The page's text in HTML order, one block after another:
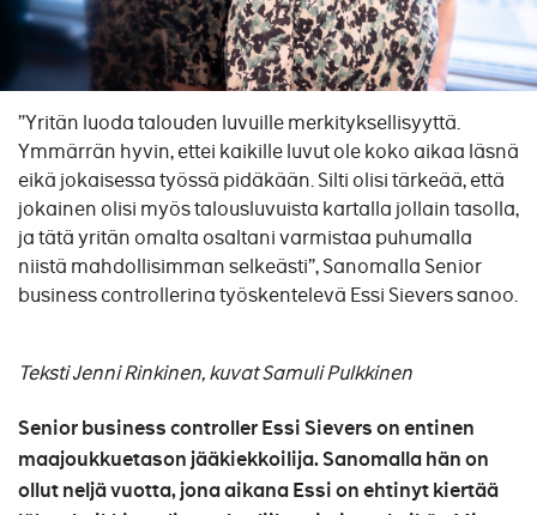
”Yritän luoda talouden luvuille merkityksellisyyttä.
Ymmärrän hyvin, ettei kaikille luvut ole koko aikaa läsnä
eikä jokaisessa työssä pidäkään. Silti olisi tärkeää, että
jokainen olisi myös talousluvuista kartalla jollain tasolla,
ja tätä yritän omalta osaltani varmistaa puhumalla
niistä mahdollisimman selkeästi”, Sanomalla Senior
business controllerina työskentelevä Essi Sievers sanoo.
Teksti Jenni Rinkinen, kuvat Samuli Pulkkinen
Senior business controller Essi Sievers on entinen
maajoukkuetason jääkiekkoilija. Sanomalla hän on
ollut neljä vuotta, jona aikana Essi on ehtinyt kiertää